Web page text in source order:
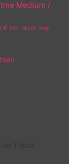
Medium /
€ inkl. MwSt. zzgl.